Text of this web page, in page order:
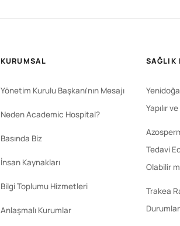
KURUMSAL
Yönetim Kurulu Başkanı'nın Mesajı
Neden Academic Hospital?
Basında Biz
İnsan Kaynakları
Bilgi Toplumu Hizmetleri
Anlaşmalı Kurumlar
SAĞLIK
Yapılır
Tedavi
Olabilir
Trakea